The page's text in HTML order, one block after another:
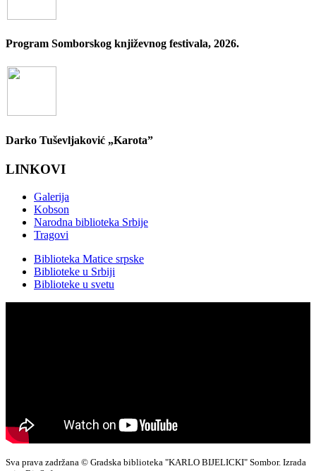
Program Somborskog književnog festivala, 2026.
Darko Tuševljaković „Karota”
LINKOVI
Galerija
Kobson
Narodna biblioteka Srbije
Tragovi
Biblioteka Matice srpske
Biblioteke u Srbiji
Biblioteke u svetu
Sva prava zadržana © Gradska biblioteka "KARLO BIJELICKI" Sombor. Izrada